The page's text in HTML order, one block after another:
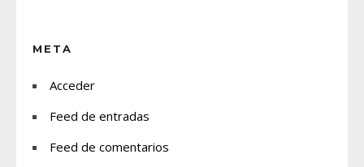
META
Acceder
Feed de entradas
Feed de comentarios